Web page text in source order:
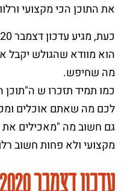
את התוכן הכי מקצועי
הוא מוודא שהגולש יקבל
מה שחיפש.
כמו תמיד תזכרו ש
לכם מה שאתם אוכלים
גם חשוב מה "מאכילים את
מקצועי ולא פחות חשוב
עדכון דצמבר 2020 מה הוא אומר?